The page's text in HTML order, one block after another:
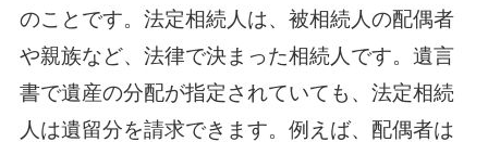
のことです。法定相続人は、被相続人の配偶者
や親族など、法律で決まった相続人です。遺言
書で遺産の分配が指定されていても、法定相続
人は遺留分を請求できます。例えば、配偶者は